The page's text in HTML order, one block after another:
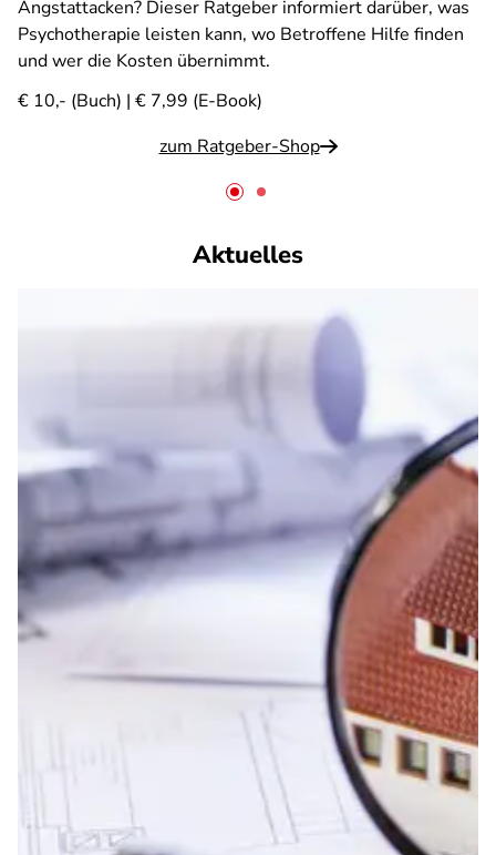
Angstattacken? Dieser Ratgeber informiert darüber, was
Psychotherapie leisten kann, wo Betroffene Hilfe finden
und wer die Kosten übernimmt.
€ 10,- (Buch) | € 7,99 (E-Book)
zum Ratgeber-Shop
Aktuelles